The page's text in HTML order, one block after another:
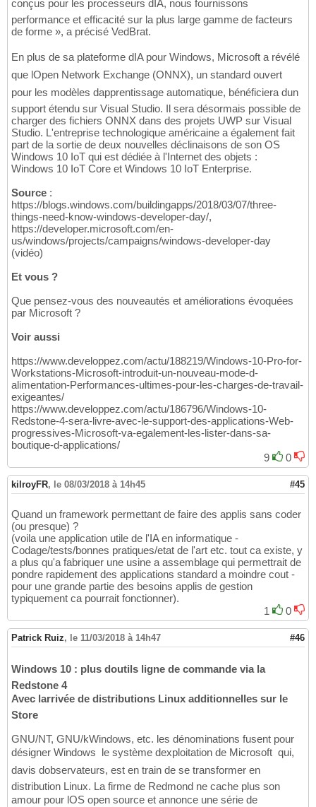
conçus pour les processeurs dIA, nous fournissons
performance et efficacité sur la plus large gamme de facteurs
de forme », a précisé VedBrat.
En plus de sa plateforme dIA pour Windows, Microsoft a révélé
que lOpen Network Exchange (ONNX), un standard ouvert
pour les modèles dapprentissage automatique, bénéficiera dun
support étendu sur Visual Studio. Il sera désormais possible de
charger des fichiers ONNX dans des projets UWP sur Visual
Studio. L'entreprise technologique américaine a également fait
part de la sortie de deux nouvelles déclinaisons de son OS
Windows 10 IoT qui est dédiée à l'Internet des objets :
Windows 10 IoT Core et Windows 10 IoT Enterprise.
Source :
https://blogs.windows.com/buildingapps/2018/03/07/three-
things-need-know-windows-developer-day/,
https://developer.microsoft.com/en-
us/windows/projects/campaigns/windows-developer-day
(vidéo)
Et vous ?
Que pensez-vous des nouveautés et améliorations évoquées
par Microsoft ?
Voir aussi
https://www.developpez.com/actu/188219/Windows-10-Pro-for-
Workstations-Microsoft-introduit-un-nouveau-mode-d-
alimentation-Performances-ultimes-pour-les-charges-de-travail-
exigeantes/
https://www.developpez.com/actu/186796/Windows-10-
Redstone-4-sera-livre-avec-le-support-des-applications-Web-
progressives-Microsoft-va-egalement-les-lister-dans-sa-
boutique-d-applications/
9
0
kilroyFR, le 08/03/2018 à 14h45 #45
Quand un framework permettant de faire des applis sans coder
(ou presque) ?
(voila une application utile de l'IA en informatique -
Codage/tests/bonnes pratiques/etat de l'art etc. tout ca existe, y
a plus qu'a fabriquer une usine a assemblage qui permettrait de
pondre rapidement des applications standard a moindre cout -
pour une grande partie des besoins applis de gestion
typiquement ca pourrait fonctionner).
1
0
Patrick Ruiz, le 11/03/2018 à 14h47 #46
Windows 10 : plus doutils ligne de commande via la
Redstone 4
Avec larrivée de distributions Linux additionnelles sur le
Store
GNU/NT, GNU/kWindows, etc. les dénominations fusent pour
désigner Windows  le système dexploitation de Microsoft  qui,
davis dobservateurs, est en train de se transformer en
distribution Linux. La firme de Redmond ne cache plus son
amour pour lOS open source et annonce une série de